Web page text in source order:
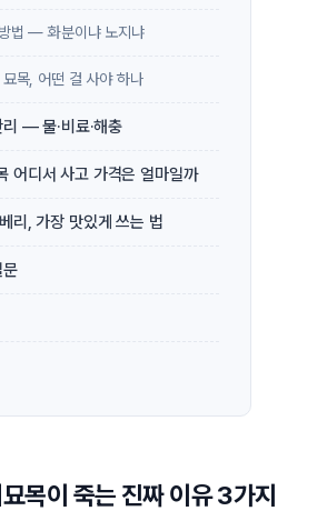
법 — 화분이냐 노지냐
목, 어떤 걸 사야 하나
— 물·비료·해충
어디서 사고 가격은 얼마일까
리, 가장 맛있게 쓰는 법
목이 죽는 진짜 이유 3가지